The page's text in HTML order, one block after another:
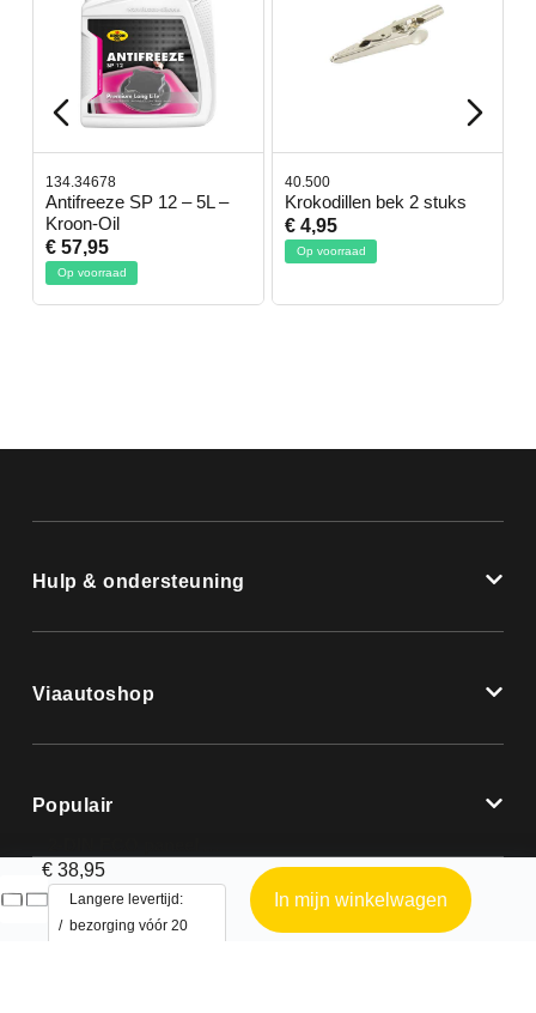
134.34678
Antifreeze SP 12 – 5L –
Kroon-Oil
€ 57,95
Op voorraad
40.500
Krokodillen bek 2 stuks
€ 4,95
Op voorraad
Hulp & ondersteuning
Viaautoshop
Populair
€ 38,95
Langere levertijd:
bezorging vóór 20
In mijn winkelwagen